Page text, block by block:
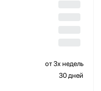
от 3х недель
30 дней